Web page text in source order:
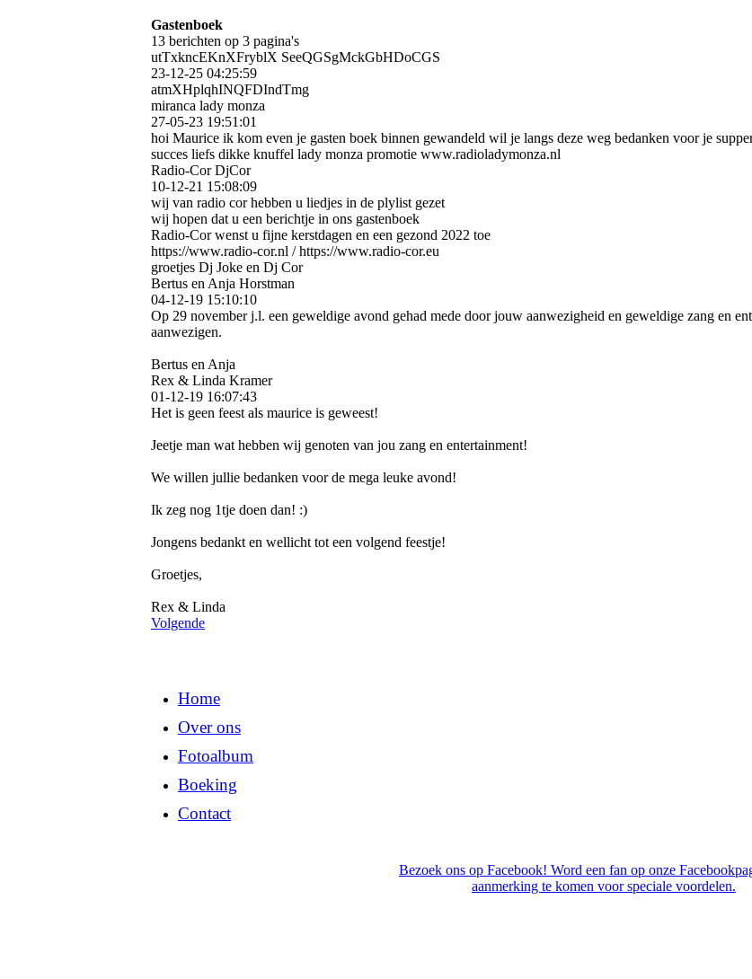
Gastenboek
13 berichten op 3 pagina's
utTxkncEKnXFryblX SeeQGSgMckGbHDoCGS
23-12-25 04:25:59
atmXHplqhINQFDIndTmg
miranca lady monza
27-05-23 19:51:01
hoi Maurice ik kom even je gasten boek binnen gewandeld wil je langs deze weg bedanken voor je
succes liefs dikke knuffel lady monza promotie www.radioladymonza.nl
Radio-Cor DjCor
10-12-21 15:08:09
wij van radio cor hebben u liedjes in de plylist gezet
wij hopen dat u een berichtje in ons gastenboek
Radio-Cor wenst u fijne kerstdagen en een gezond 2022 toe
https:­//­www.­radio-­cor.­nl / https:­//­www.­radio-­cor.­eu
groetjes Dj Joke en Dj Cor
Bertus en Anja Horstman
04-12-19 15:10:10
Op 29 november j.l. een geweldige avond gehad mede door jouw aanwezigheid en geweldige zang en
aanwezigen.
Bertus en Anja
Rex & Linda Kramer
01-12-19 16:07:43
Het is geen feest als maurice is geweest!
Jeetje man wat hebben wij genoten van jou zang en entertainment!
We willen jullie bedanken voor de mega leuke avond!
Ik zeg nog 1tje doen dan! :)
Jongens bedankt en wellicht tot een volgend feestje!
Groetjes,
Rex & Linda
Volgende
Home
Over ons
Fotoalbum
Boeking
Contact
Bezoek ons op Facebook! Word een fan op onze
aanmerking te komen voor speciale voordelen.